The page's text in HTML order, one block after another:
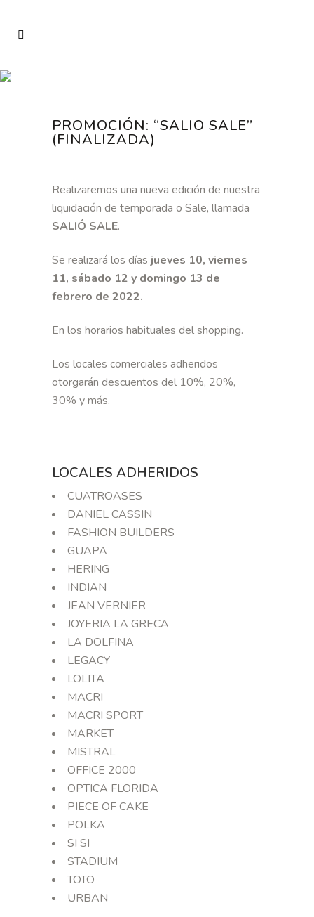
PROMOCIÓN: “SALIO SALE”
(FINALIZADA)
Realizaremos una nueva edición de nuestra
liquidación de temporada o Sale, llamada
SALIÓ SALE.
Se realizará los días jueves 10, viernes
11, sábado 12 y domingo 13 de
febrero de 2022.
En los horarios habituales del shopping.
Los locales comerciales adheridos
otorgarán descuentos del 10%, 20%,
30% y más.
LOCALES ADHERIDOS
CUATROASES
DANIEL CASSIN
FASHION BUILDERS
GUAPA
HERING
INDIAN
JEAN VERNIER
JOYERIA LA GRECA
LA DOLFINA
LEGACY
LOLITA
MACRI
MACRI SPORT
MARKET
MISTRAL
OFFICE 2000
OPTICA FLORIDA
PIECE OF CAKE
POLKA
SI SI
STADIUM
TOTO
URBAN